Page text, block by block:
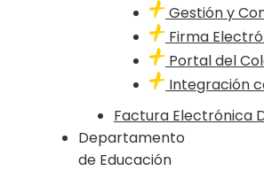
Gestión y
Firma
Portal del
Integración
Factura Electrónica
Departamento
de Educación